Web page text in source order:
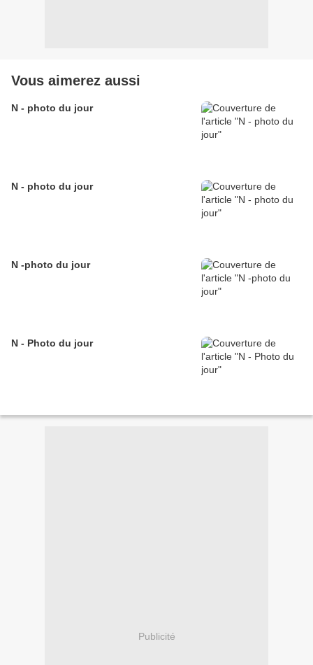
Vous aimerez aussi
N - photo du jour
N - photo du jour
N -photo du jour
N - Photo du jour
Publicité